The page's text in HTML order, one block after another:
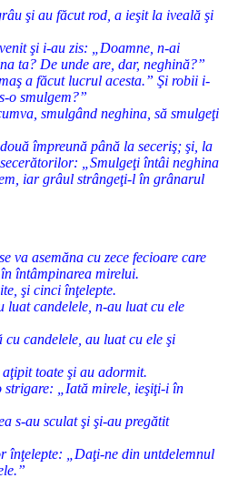
şi au făcut rod, a ieşit la iveală şi
şi i-au zis: „Doamne, n-ai
ta? De unde are, dar, neghină?”
a făcut lucrul acesta.” Şi robii i-
o smulgem?”
smulgând neghina, să smulgeţi
împreună până la seceriş; şi, la
„Smulgeţi întâi neghina
iar grâul strângeţi-l în grânarul
va asemăna cu zece fecioare care
întâmpinarea mirelui.
şi cinci înţelepte.
luat candelele, n-au luat cu ele
candelele, au luat cu ele şi
toate şi au adormit.
strigare: „Iată mirele, ieşiţi-i în
s-au sculat şi şi-au pregătit
înţelepte: „Daţi-ne din untdelemnul